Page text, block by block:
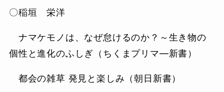
〇稲垣 栄洋
ナマケモノは、なぜ怠けるのか？～生き物の
個性と進化のふしぎ（ちくまプリマ―新書）
都会の雑草 発見と楽しみ（朝日新書）